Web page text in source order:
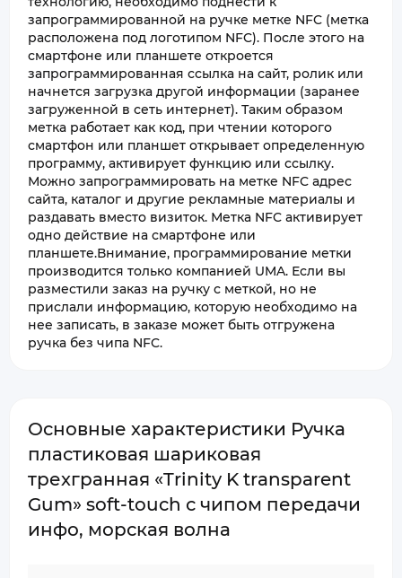
запрограммированной на ручке метке NFC (метка
расположена под логотипом NFC). После этого на
смартфоне или планшете откроется
запрограммированная ссылка на сайт, ролик или
начнется загрузка другой информации (заранее
загруженной в сеть интернет). Таким образом
метка работает как код, при чтении которого
смартфон или планшет открывает определенную
программу, активирует функцию или ссылку.
Можно запрограммировать на метке NFC адрес
сайта, каталог и другие рекламные материалы и
раздавать вместо визиток. Метка NFC активирует
одно действие на смартфоне или
планшете.Внимание, программирование метки
производится только компанией UMA. Если вы
разместили заказ на ручку с меткой, но не
прислали информацию, которую необходимо на
нее записать, в заказе может быть отгружена
ручка без чипа NFC.
Основные характеристики Ручка
пластиковая шариковая
трехгранная «Trinity K transparent
Gum» soft-touch с чипом передачи
инфо, морская волна